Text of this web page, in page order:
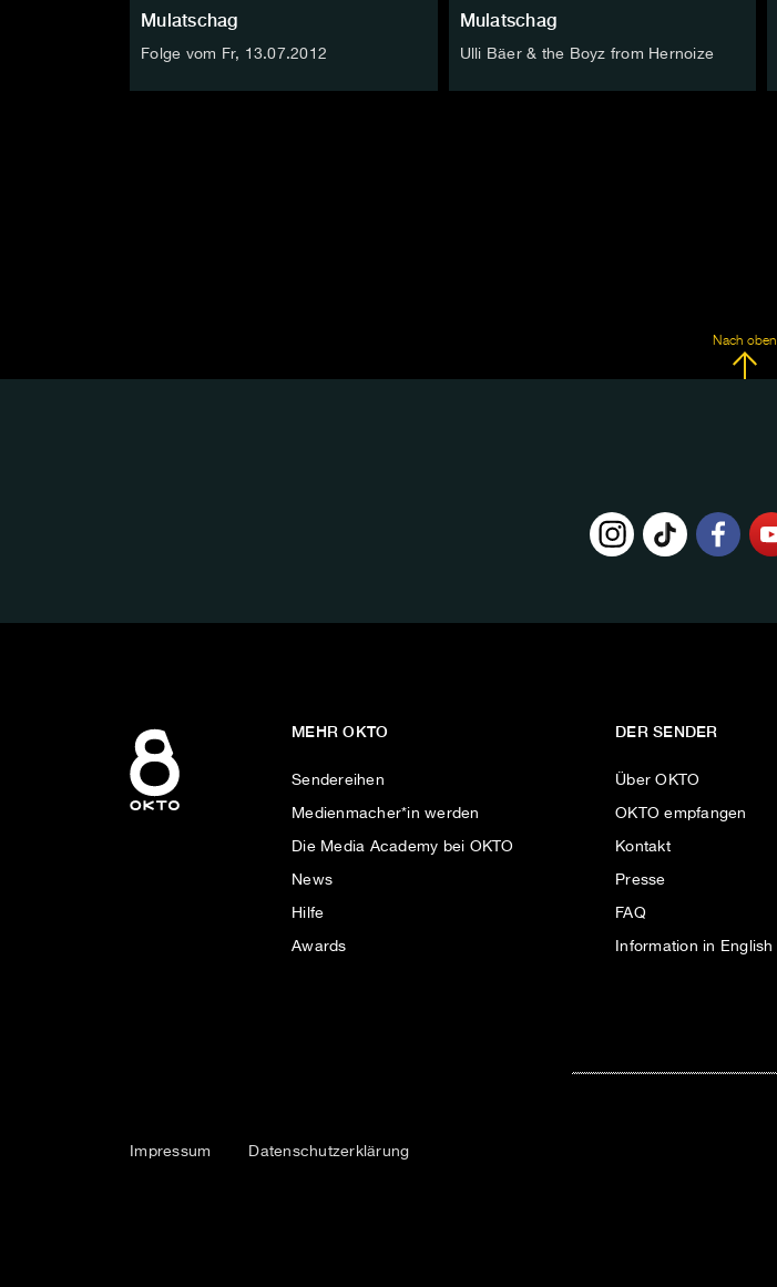
Mulatschag
Folge vom Fr, 13.07.2012
Mulatschag
Ulli Bäer & the Boyz from Hernoize
Nach oben
MEHR OKTO
Sendereihen
Medienmacher*in werden
Die Media Academy bei OKTO
News
Hilfe
Awards
DER SENDER
Über OKTO
OKTO empfangen
Kontakt
Presse
FAQ
Information in English
Impressum Datenschutzerklärung